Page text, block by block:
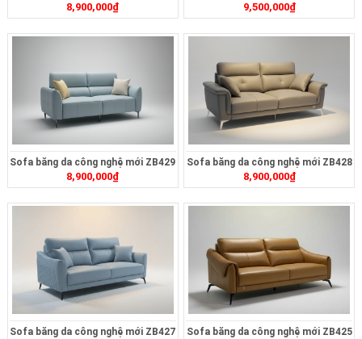
8,900,000₫ 9,500,000₫
Sofa băng da công nghệ mới ZB429
8,900,000₫
Sofa băng da công nghệ mới ZB428
8,900,000₫
Sofa băng da công nghệ mới ZB427 Sofa băng da công nghệ mới ZB425